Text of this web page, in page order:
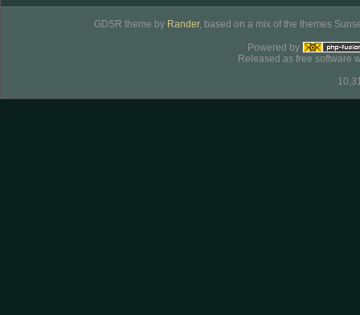
GDSR theme by Rander, based on a mix of the themes
Powered by
Released as free software